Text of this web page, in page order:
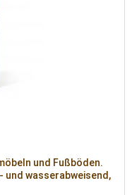
und Fußböden.
wasserabweisend,